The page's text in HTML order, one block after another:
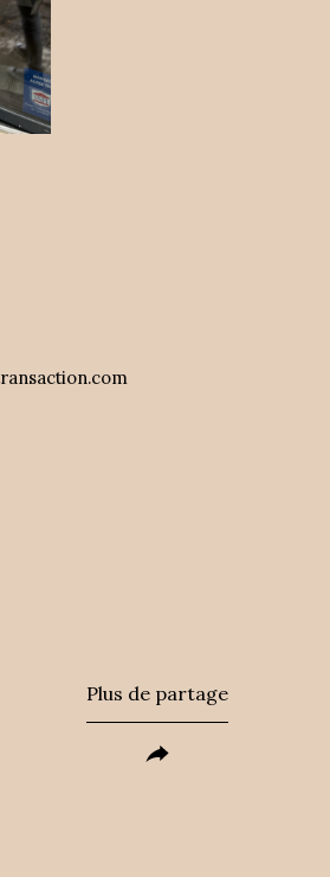
Plus de partage